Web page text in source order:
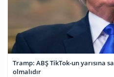
Tramp: ABŞ TikTok-un yarısına
olmalıdır